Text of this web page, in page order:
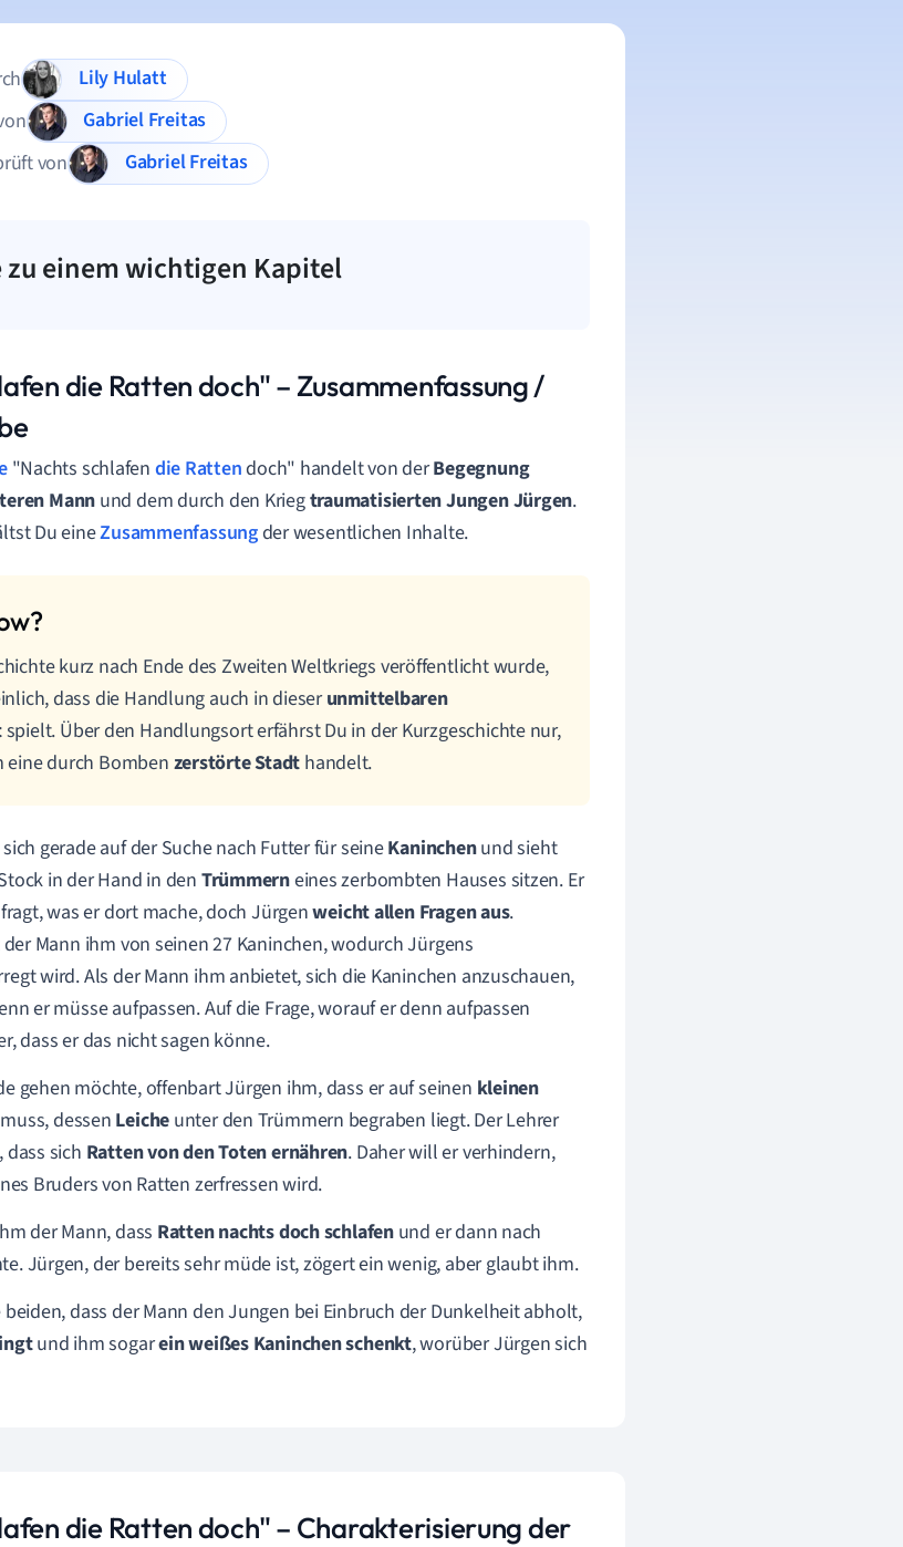
Lily Hulatt
Gabriel Freitas
von
Gabriel Freitas
zu einem wichtigen Kapitel
die Ratten doch" – Zusammenfassung /
"Nachts schlafen die Rattendoch" handelt von derBegegnung
Mann und dem durch den Kriegtraumatisierten Jungen Jürgen.
Du eineZusammenfassungder wesentlichen Inhalte.
kurz nach Ende des Zweiten Weltkriegs veröffentlicht wurde,
dass die Handlung auch in dieserunmittelbaren
spielt. Über den Handlungsort erfährst Du in der Kurzgeschichte nur,
eine durch Bombenzerstörte Stadt handelt.
gerade auf der Suche nach Futter für seineKaninchenund sieht
in der Hand in den Trümmerneines zerbombten Hauses sitzen. Er
was er dort mache, doch Jürgenweicht allen Fragen aus.
Mann ihm von seinen 27 Kaninchen, wodurch Jürgens
wird. Als der Mann ihm anbietet, sich die Kaninchen anzuschauen,
er müsse aufpassen. Auf die Frage, worauf er denn aufpassen
dass er das nicht sagen könne.
gehen möchte, offenbart Jürgen ihm, dass er auf seinen kleinen
dessenLeiche unter den Trümmern begraben liegt. Der Lehrer
dass sich Ratten von den Toten ernähren. Daher will er verhindern,
Bruders von Ratten zerfressen wird.
der Mann, dass Ratten nachts doch schlafenund er dann nach
Jürgen, der bereits sehr müde ist, zögert ein wenig, aber glaubt ihm.
beiden, dass der Mann den Jungen bei Einbruch der Dunkelheit abholt,
und ihm sogarein weißes Kaninchen schenkt, worüber Jürgen sich
die Ratten doch" – Charakterisierung der